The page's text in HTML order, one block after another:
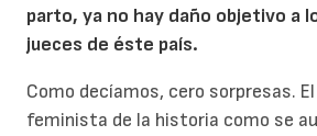
parto, ya no hay daño objetivo a
jueces de éste país.
Como decíamos, cero sorpresas.
feminista de la historia como se